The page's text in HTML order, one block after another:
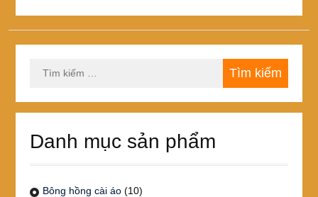
kiếm
Danh mục sản phẩm
Bông hồng cài áo (10)